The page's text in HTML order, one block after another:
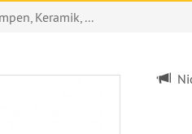
Keramik, ...